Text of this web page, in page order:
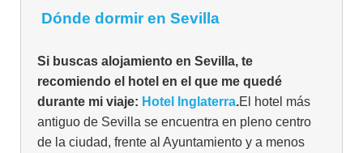
Dónde dormir en Sevilla
Si buscas alojamiento en Sevilla, te
recomiendo el hotel en el que me quedé
durante mi viaje: Hotel Inglaterra.El hotel más
antiguo de Sevilla se encuentra en pleno centro
de la ciudad, frente al Ayuntamiento y a menos